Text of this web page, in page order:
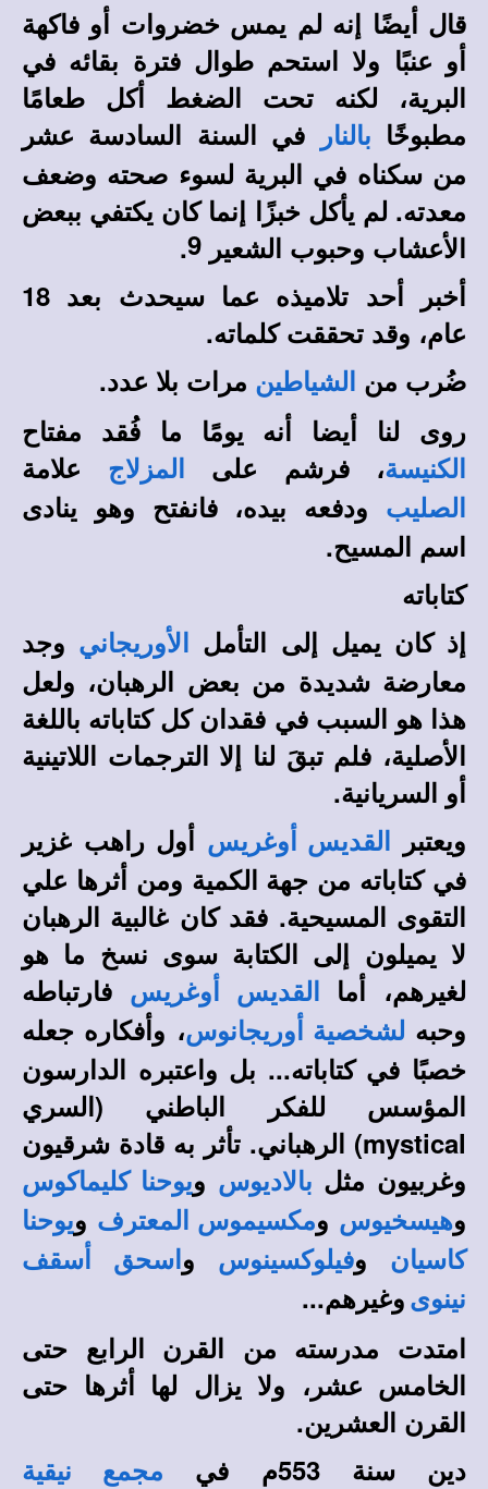
قال أيضًا إنه لم يمس خضروات أو فاكهة
أو عنبًا ولا استحم طوال فترة بقائه في
البرية، لكنه تحت الضغط أكل طعامًا
مطبوخًا
بالنار
في السنة السادسة عشر
من سكناه في البرية لسوء صحته وضعف
معدته. لم يأكل خبزًا إنما كان يكتفي ببعض
الأعشاب وحبوب الشعير
.
أخبر أحد تلاميذه عما سيحدث بعد 18
عام، وقد تحققت كلماته.
ضُرب من
الشياطين مرات بلا عدد.
روى لنا أيضا أنه يومًا ما فُقد مفتاح
الكنيسة، فرشم على المزلاج علامة
الصليب
ودفعه بيده، فانفتح وهو ينادى
اسم المسيح.
كتاباته
إذ كان يميل إلى التأمل
الأوريجاني وجد
معارضة شديدة من بعض الرهبان، ولعل
هذا هو السبب في فقدان كل كتاباته باللغة
الأصلية، فلم تبقَ لنا إلا الترجمات اللاتينية
أو السريانية.
ويعتبر
القديس أوغريس أول راهب غزير
في كتاباته من جهة الكمية ومن أثرها علي
التقوى المسيحية. فقد كان غالبية الرهبان
لا يميلون إلى الكتابة سوى نسخ ما هو
لغيرهم، أما
القديس أوغريس
فارتباطه
وحبه لشخصية أوريجانوس، وأفكاره جعله
خصبًا في كتاباته... بل واعتبره الدارسون
المؤسس للفكر الباطني (السري
mystical) الرهباني. تأثر به قادة شرقيون
وغربيون مثل بالاديوس ويوحنا كليماكوس
وهيسخيوس ومكسيموس المعترف ويوحنا
كاسيان
وفيلوكسينوس و اسحق أسقف
نينوى وغيرهم...
امتدت مدرسته من القرن الرابع حتى
الخامس عشر، ولا يزال لها أثرها حتى
القرن العشرين.
دين سنة 553م في
مجمع نيقية